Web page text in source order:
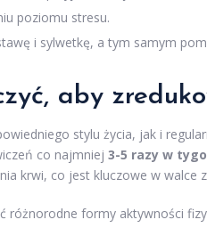
poziomu stresu.
i sylwetkę, a tym samym
aby
stylu życia, jak i
co najmniej 3-5 razy w
krwi, co jest kluczowe w walce
formy aktywności